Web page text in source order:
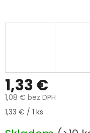
1,33 €
1,08 € bez DPH
Jednotková cena:
1,33 € / 1 ks